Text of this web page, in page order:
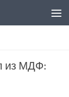
из МДФ: